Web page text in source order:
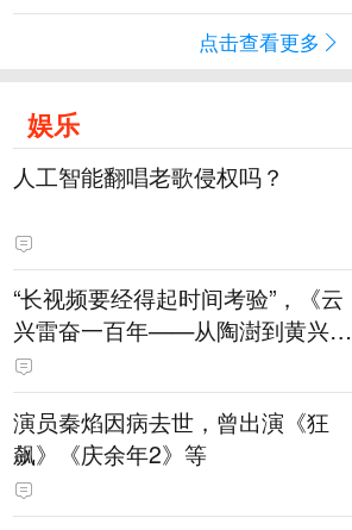
点击查看更多
娱乐
人工智能翻唱老歌侵权吗？
“长视频要经得起时间考验”，《云
兴雷奋一百年——从陶澍到黄兴》
主创揭秘幕后
演员秦焰因病去世，曾出演《狂
飙》《庆余年2》等